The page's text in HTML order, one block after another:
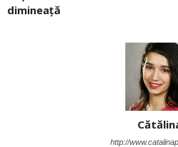
dimineață
http://